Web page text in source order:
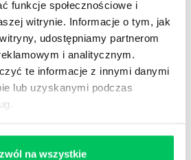
funkcje społecznościowe i
witrynie. Informacje o tym, jak
udostępniamy partnerom
i analitycznym.
te informacje z innymi danymi
lub uzyskanymi podczas
na wszystkie
się
w